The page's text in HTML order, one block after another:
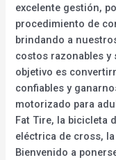
excelente gestión,
procedimiento de
brindando a
costos razonables y
objetivo es
confiables y
motorizado para
Fat Tire, la bicicleta
eléctrica de cross,
Bienvenido a